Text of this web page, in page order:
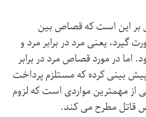
بر این است که قصاص بین
یعنی مرد در برابر مرد و
اما در مورد قصاص مرد در برابر
پیش بینی کرده که مستلزم پرداخت
مهمترین مواردی است که لزوم
قاتل مطرح می کند.